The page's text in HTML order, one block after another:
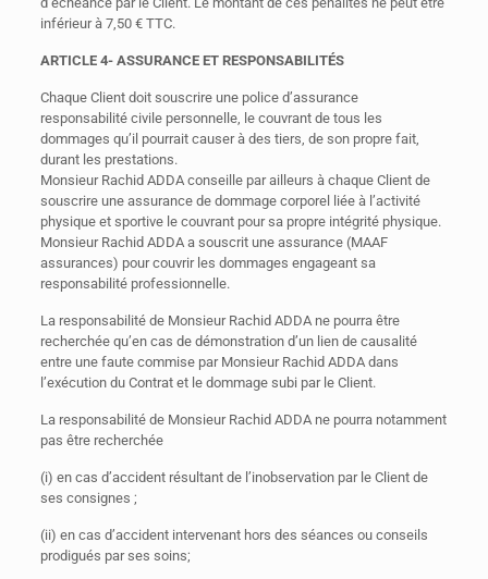
inférieur à 7,50 € TTC.
ARTICLE 4- ASSURANCE ET RESPONSABILITÉS
Chaque Client doit souscrire une police d’assurance
responsabilité civile personnelle, le couvrant de tous les
dommages qu’il pourrait causer à des tiers, de son propre fait,
durant les prestations.
Monsieur Rachid ADDA conseille par ailleurs à chaque Client de
souscrire une assurance de dommage corporel liée à l’activité
physique et sportive le couvrant pour sa propre intégrité physique.
Monsieur Rachid ADDA a souscrit une assurance (MAAF
assurances) pour couvrir les dommages engageant sa
responsabilité professionnelle.
La responsabilité de Monsieur Rachid ADDA ne pourra être
recherchée qu’en cas de démonstration d’un lien de causalité
entre une faute commise par Monsieur Rachid ADDA dans
l’exécution du Contrat et le dommage subi par le Client.
La responsabilité de Monsieur Rachid ADDA ne pourra notamment
pas être recherchée
(i) en cas d’accident résultant de l’inobservation par le Client de
ses consignes ;
(ii) en cas d’accident intervenant hors des séances ou conseils
prodigués par ses soins;